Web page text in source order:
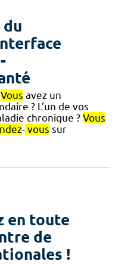
Vous avez un
? L’un de vos
chronique ? Vous
- vous sur
en toute
de
!